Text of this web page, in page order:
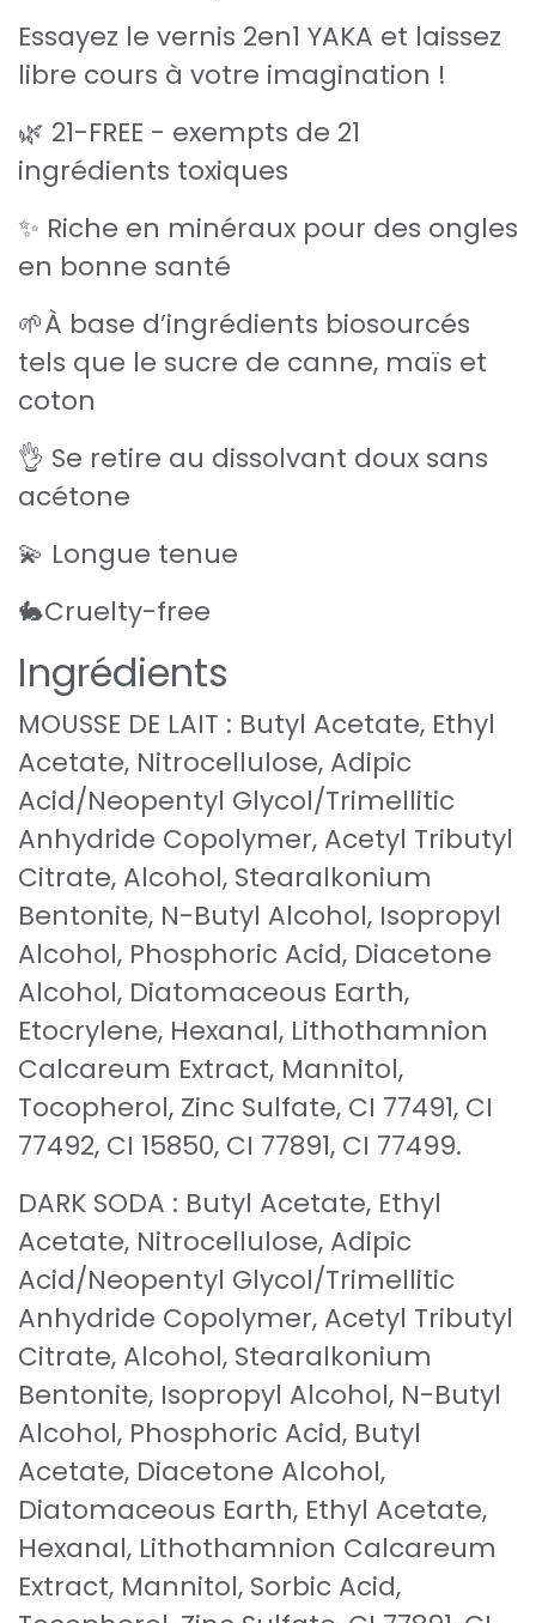
Essayez le vernis 2en1 YAKA et laissez
libre cours à votre imagination !
🌿 21-FREE - exempts de 21
ingrédients toxiques
✨ Riche en minéraux pour des ongles
en bonne santé
🌱À base d’ingrédients biosourcés
tels que le sucre de canne, maïs et
coton
👌 Se retire au dissolvant doux sans
acétone
💫 Longue tenue
🐇Cruelty-free
Ingrédients
MOUSSE DE LAIT : Butyl Acetate, Ethyl
Acetate, Nitrocellulose, Adipic
Acid/Neopentyl Glycol/Trimellitic
Anhydride Copolymer, Acetyl Tributyl
Citrate, Alcohol, Stearalkonium
Bentonite, N-Butyl Alcohol, Isopropyl
Alcohol, Phosphoric Acid, Diacetone
Alcohol, Diatomaceous Earth,
Etocrylene, Hexanal, Lithothamnion
Calcareum Extract, Mannitol,
Tocopherol, Zinc Sulfate, CI 77491, CI
77492, CI 15850, CI 77891, CI 77499.
DARK SODA : Butyl Acetate, Ethyl
Acetate, Nitrocellulose, Adipic
Acid/Neopentyl Glycol/Trimellitic
Anhydride Copolymer, Acetyl Tributyl
Citrate, Alcohol, Stearalkonium
Bentonite, Isopropyl Alcohol, N-Butyl
Alcohol, Phosphoric Acid, Butyl
Acetate, Diacetone Alcohol,
Diatomaceous Earth, Ethyl Acetate,
Hexanal, Lithothamnion Calcareum
Extract, Mannitol, Sorbic Acid,